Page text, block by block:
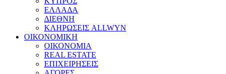
ΕΛΛΑΔΑ
ΔΙΕΘΝΗ
ΚΛΗΡΩΣΕΙΣ ALLWYN
ΟΙΚΟΝΟΜΙΚΗ
ΟΙΚΟΝΟΜΙΑ
REAL ESTATE
ΕΠΙΧΕΙΡΗΣΕΙΣ